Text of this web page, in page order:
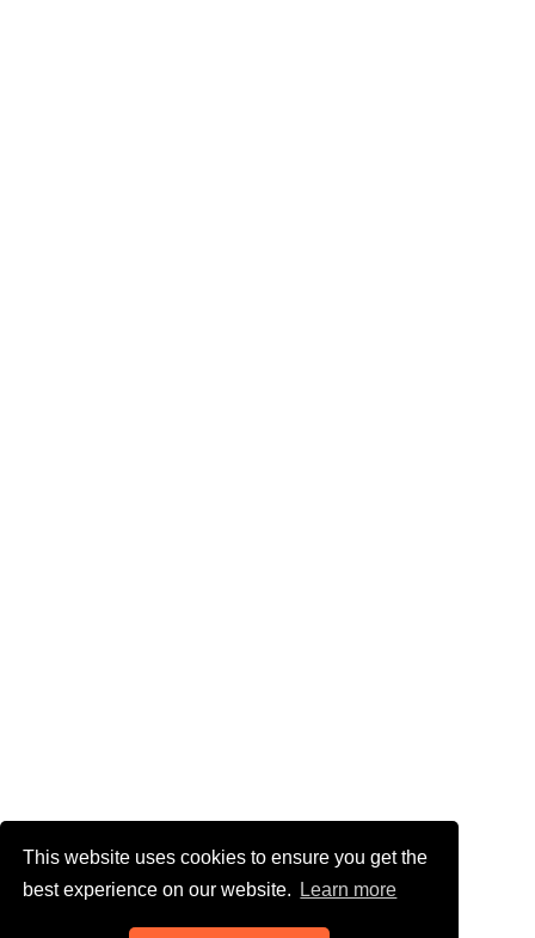
This website uses cookies to ensure you get the
best experience on our website.
Learn more